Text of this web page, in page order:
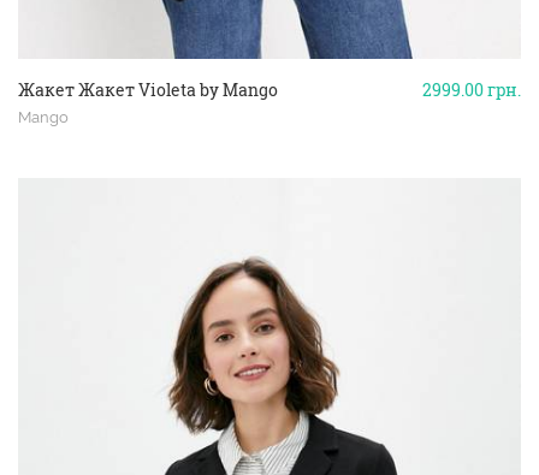
2999.00грн.
Жакет Жакет Violeta by Mango
Mango